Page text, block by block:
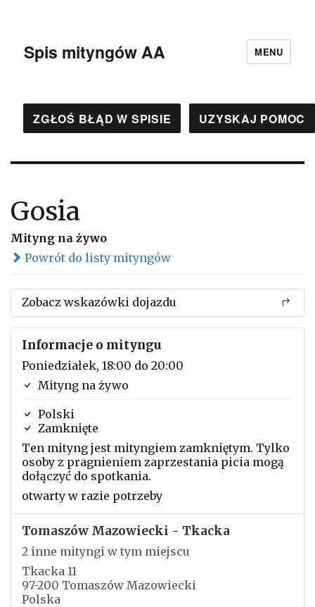
Spis mityngów AA MENU
ZGŁOŚ BŁĄD W SPISIE UZYSKAJ POMOC
Gosia
Mityng na żywo
Powrót do listy mityngów
Zobacz wskazówki dojazdu
Informacje o mityngu
Poniedziałek, 18:00 do 20:00
Mityng na żywo
Polski
Zamknięte
Ten mityng jest mityngiem zamkniętym. Tylko
osoby z pragnieniem zaprzestania picia mogą
dołączyć do spotkania.
otwarty w razie potrzeby
Tomaszów Mazowiecki - Tkacka
2 inne mityngi w tym miejscu
Tkacka 11
97-200 Tomaszów Mazowiecki
Polska